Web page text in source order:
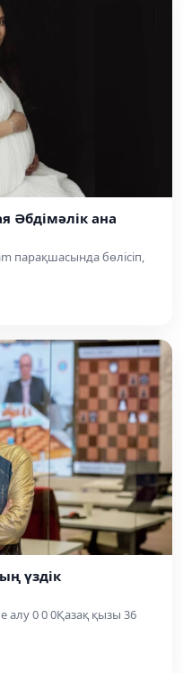
ана
бөлісіп,
үздік
алу 0 0 0Қазақ қызы 36